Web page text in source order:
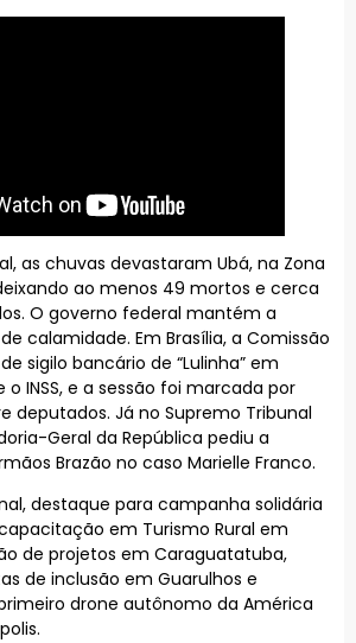
as chuvas devastaram Ubá, na Zona
ao menos 49 mortos e cerca
O governo federal mantém a
calamidade. Em Brasília, a Comissão
sigilo bancário de “Lulinha” em
INSS, e a sessão foi marcada por
deputados. Já no Supremo Tribunal
Geral da República pediu a
Brazão no caso Marielle Franco.
destaque para campanha solidária
em Turismo Rural em
de projetos em Caraguatatuba,
de inclusão em Guarulhos e
drone autônomo da América